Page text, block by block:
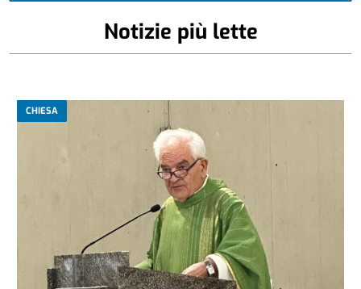
Notizie più lette
CHIESA